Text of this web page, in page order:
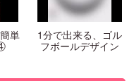
単
1分で出来る、ゴル
フボールデザイン